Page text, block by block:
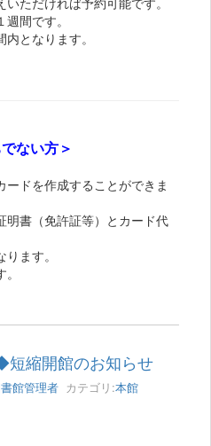
間です。
となります。
ない方＞
ドを作成することができま
明書（免許証等）とカード代
ます。
縮開館のお知らせ
館管理者 カテゴリ:本館